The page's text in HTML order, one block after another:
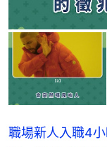
職場新人入職4